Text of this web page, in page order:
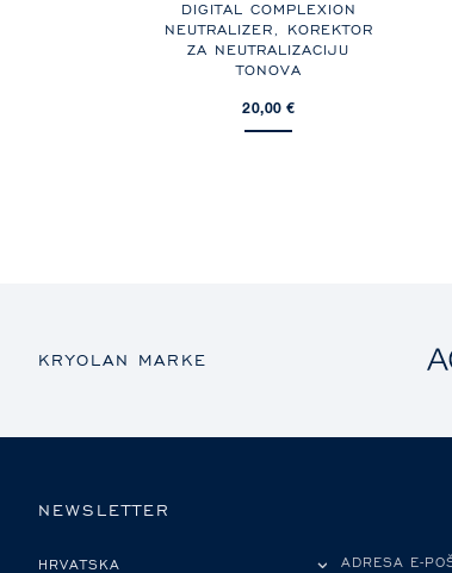
DIGITAL COMPLEXION
NEUTRALIZER, KOREKTOR
ZA NEUTRALIZACIJU
TONOVA
20,00 €
KRYOLAN MARKE
NEWSLETTER
ADRESA E-